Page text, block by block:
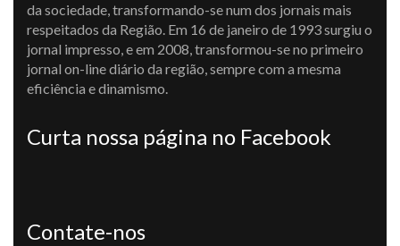
da sociedade, transformando-se num dos jornais mais
respeitados da Região. Em 16 de janeiro de 1993 surgiu o
jornal impresso, e em 2008, transformou-se no primeiro
jornal on-line diário da região, sempre com a mesma
eficiência e dinamismo.
Curta nossa página no Facebook
Contate-nos